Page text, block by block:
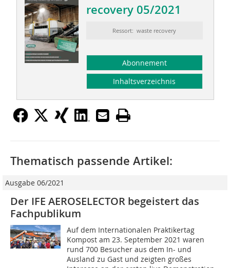
recovery 05/2021
Ressort: waste recovery
Abonnement
Inhaltsverzeichnis
Thematisch passende Artikel:
Ausgabe 06/2021
Der IFE AEROSELECTOR begeistert das
Fachpublikum
Auf dem Internationalen Praktikertag
Kompost am 23. September 2021 waren
rund 700 Besucher aus dem In- und
Ausland zu Gast und zeigten großes